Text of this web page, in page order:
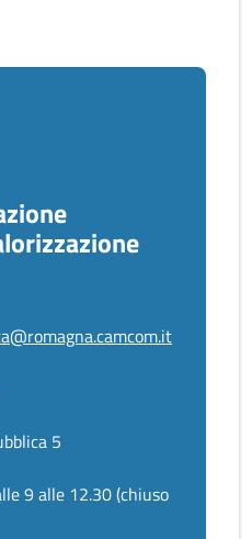
5
9 alle 12.30 (chiuso